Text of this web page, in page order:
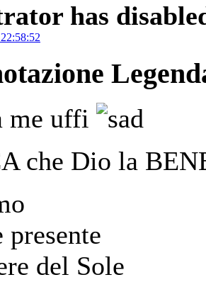
has
me uffi
che Dio la
presente
del Sole